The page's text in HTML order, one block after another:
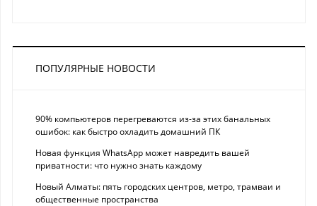
ПОПУЛЯРНЫЕ НОВОСТИ
90% компьютеров перегреваются из-за этих банальных
ошибок: как быстро охладить домашний ПК
Новая функция WhatsApp может навредить вашей
приватности: что нужно знать каждому
Новый Алматы: пять городских центров, метро, трамваи и
общественные пространства